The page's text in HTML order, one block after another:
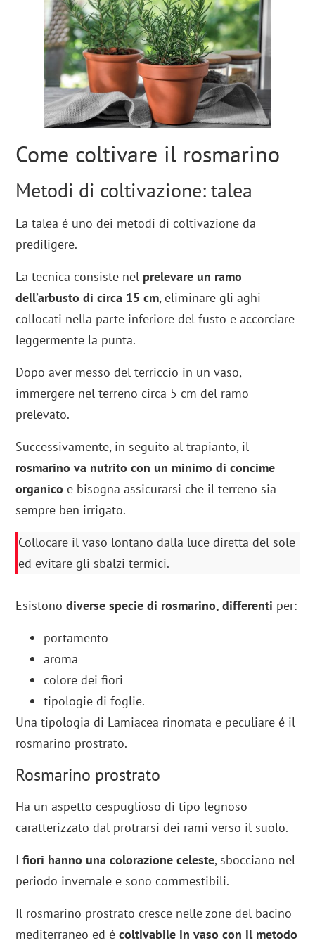
Come coltivare il rosmarino
Metodi di coltivazione: talea
La talea é uno dei metodi di coltivazione da
prediligere.
La tecnica consiste nel prelevare un ramo
dell’arbusto di circa 15 cm, eliminare gli aghi
collocati nella parte inferiore del fusto e accorciare
leggermente la punta.
Dopo aver messo del terriccio in un vaso,
immergere nel terreno circa 5 cm del ramo
prelevato.
Successivamente, in seguito al trapianto, il
rosmarino va nutrito con un minimo di concime
organico e bisogna assicurarsi che il terreno sia
sempre ben irrigato.
Collocare il vaso lontano dalla luce diretta del sole
ed evitare gli sbalzi termici.
Esistonodiverse specie di rosmarino, differenti per:
portamento
aroma
colore dei fiori
tipologie di foglie.
Una tipologia di Lamiacea rinomata e peculiare é il
rosmarino prostrato.
Rosmarino prostrato
Ha un aspetto cespuglioso di tipo legnoso
caratterizzato dal protrarsi dei rami verso il suolo.
Ifiori hanno una colorazione celeste, sbocciano nel
periodo invernale e sono commestibili.
Il rosmarino prostrato cresce nelle zone del bacino
mediterraneo ed écoltivabile in vaso con il metodo